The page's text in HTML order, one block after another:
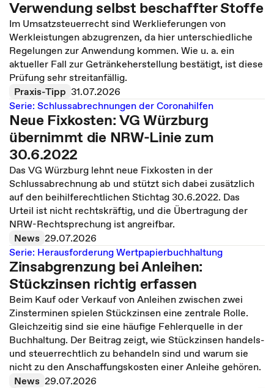
Verwendung selbst beschaffter Stoffe
Im Umsatzsteuerrecht sind Werklieferungen von
Werkleistungen abzugrenzen, da hier unterschiedliche
Regelungen zur Anwendung kommen. Wie u. a. ein
aktueller Fall zur Getränkeherstellung bestätigt, ist diese
Prüfung sehr streitanfällig.
Praxis-Tipp 31.07.2026
Serie: Schlussabrechnungen der Coronahilfen
Neue Fixkosten: VG Würzburg
übernimmt die NRW-Linie zum
30.6.2022
Das VG Würzburg lehnt neue Fixkosten in der
Schlussabrechnung ab und stützt sich dabei zusätzlich
auf den beihilferechtlichen Stichtag 30.6.2022. Das
Urteil ist nicht rechtskräftig, und die Übertragung der
NRW-Rechtsprechung ist angreifbar.
News 29.07.2026
Serie: Herausforderung Wertpapierbuchhaltung
Zinsabgrenzung bei Anleihen:
Stückzinsen richtig erfassen
Beim Kauf oder Verkauf von Anleihen zwischen zwei
Zinsterminen spielen Stückzinsen eine zentrale Rolle.
Gleichzeitig sind sie eine häufige Fehlerquelle in der
Buchhaltung. Der Beitrag zeigt, wie Stückzinsen handels-
und steuerrechtlich zu behandeln sind und warum sie
nicht zu den Anschaffungskosten einer Anleihe gehören.
News 29.07.2026